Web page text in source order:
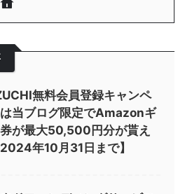
無料会員登録キャンペ
当ブログ限定でAmazonギ
が最大50,500円分が貰え
年10月31日まで】